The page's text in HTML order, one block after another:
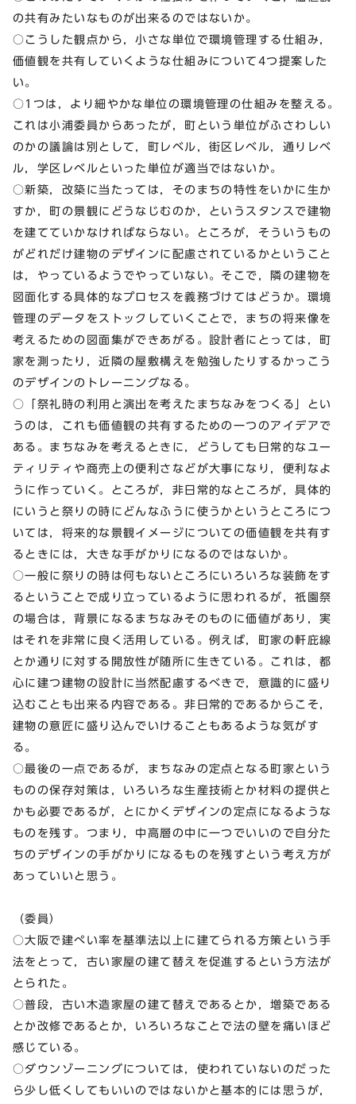
の共有みたいなものが出来るのではないか。
○こうした観点から，小さな単位で環境管理する仕組み，
価値観を共有していくような仕組みについて4つ提案した
い。
○1つは，より細やかな単位の環境管理の仕組みを整える。
これは小浦委員からあったが，町という単位がふさわしい
のかの議論は別として，町レベル，街区レベル，通りレベ
ル，学区レベルといった単位が適当ではないか。
○新築，改築に当たっては，そのまちの特性をいかに生か
すか，町の景観にどうなじむのか，というスタンスで建物
を建てていかなければならない。ところが，そういうもの
がどれだけ建物のデザインに配慮されているかということ
は，やっているようでやっていない。そこで，隣の建物を
図面化する具体的なプロセスを義務づけてはどうか。環境
管理のデータをストックしていくことで，まちの将来像を
考えるための図面集ができあがる。設計者にとっては，町
家を測ったり，近隣の屋敷構えを勉強したりするかっこう
のデザインのトレーニングなる。
○「祭礼時の利用と演出を考えたまちなみをつくる」とい
うのは，これも価値観の共有するための一つのアイデアで
ある。まちなみを考えるときに，どうしても日常的なユー
ティリティや商売上の便利さなどが大事になり，便利なよ
うに作っていく。ところが，非日常的なところが，具体的
にいうと祭りの時にどんなふうに使うかというところにつ
いては，将来的な景観イメージについての価値観を共有す
るときには，大きな手がかりになるのではないか。
○一般に祭りの時は何もないところにいろいろな装飾をす
るということで成り立っているように思われるが，祇園祭
の場合は，背景になるまちなみそのものに価値があり，実
はそれを非常に良く活用している。例えば，町家の軒庇線
とか通りに対する開放性が随所に生きている。これは，都
心に建つ建物の設計に当然配慮するべきで，意識的に盛り
込むことも出来る内容である。非日常的であるからこそ，
建物の意匠に盛り込んでいけることもあるような気がす
る。
○最後の一点であるが，まちなみの定点となる町家という
ものの保存対策は，いろいろな生産技術とか材料の提供と
かも必要であるが，とにかくデザインの定点になるような
ものを残す。つまり，中高層の中に一つでいいので自分た
ちのデザインの手がかりになるものを残すという考え方が
あっていいと思う。
（委員）
○大阪で建ぺい率を基準法以上に建てられる方策という手
法をとって，古い家屋の建て替えを促進するという方法が
とられた。
○普段，古い木造家屋の建て替えであるとか，増築である
とか改修であるとか，いろいろなことで法の壁を痛いほど
感じている。
○ダウンゾーニングについては，使われていないのだった
ら少し低くしてもいいのではないかと基本的には思うが，